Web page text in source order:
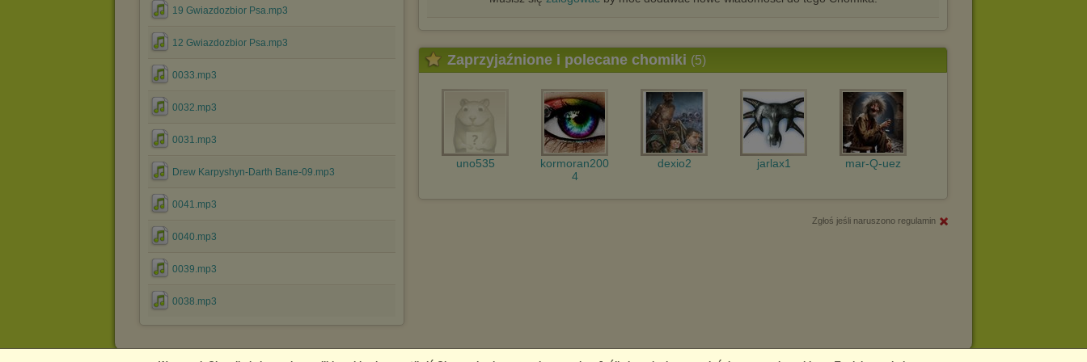
19 Gwiazdozbior Psa.mp3
12 Gwiazdozbior Psa.mp3
0033.mp3
0032.mp3
0031.mp3
Drew Karpyshyn-Darth Bane-09.mp3
0041.mp3
0040.mp3
0039.mp3
0038.mp3
Zaprzyjaźnione i polecane chomiki (5)
uno535
kormoran200
4
dexio2 jarlax1 mar-Q-uez
Zgłoś jeśli naruszono regulamin